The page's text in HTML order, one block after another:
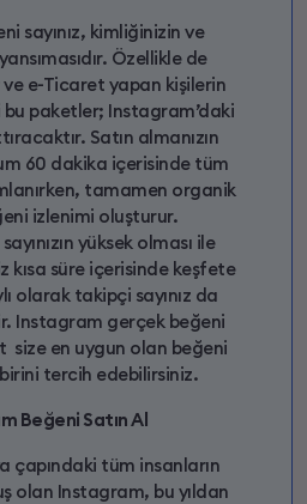
sayınız, kimliğinizin ve
Özellikle de
e-Ticaret yapan kişilerin
bu paketler; Instagram’daki
Satın almanızın
60 dakika içerisinde tüm
tamamen organik
izlenimi oluşturur.
yüksek olması ile
kısa süre içerisinde keşfete
olarak takipçi sayınız da
Instagram gerçek beğeni
size en uygun olan beğeni
tercih edebilirsiniz.
Beğeni Satın Al
çapındaki tüm insanların
olan Instagram, bu yıldan